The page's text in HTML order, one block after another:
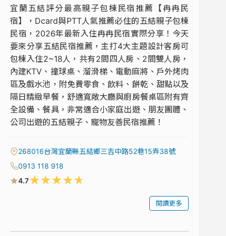
宜蘭五結評分最高親子包棟民宿推薦【冉冉民
宿】，Dcard與PTT人氣推薦必住的五結親子包棟
民宿，2026年最新入住冉冉民宿實際分享！今天
要來分享五結民宿推薦，主打4大主題設計客房可
包棟入住2~18人，共有2間四人房、2間雙人房，
內建KTV、撞球桌、溜滑梯、電動麻將、戶外烤肉
區及戲水池，附免費零食、飲料、餅乾、甜點以及
隔日精緻早餐，舒適寬敞大廳與廚房餐桌區附有齊
全設備、餐具，非常適合小家庭出遊、朋友團體、
公司出遊的五結親子、寵物友善民宿推薦！
268016台灣宜蘭縣五結鄉三吉中路52巷15弄38號
0913 118 918
4.7★★★★★
閱讀更多